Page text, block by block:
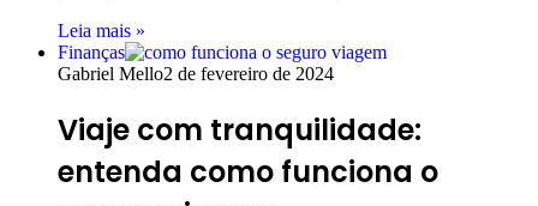
Leia mais »
Finanças
Gabriel Mello2 de fevereiro de 2024
Viaje com tranquilidade:
entenda como funciona o